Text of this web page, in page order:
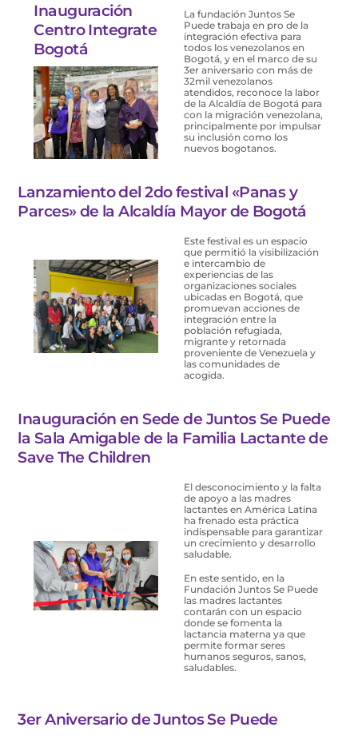
Inauguración
Centro Integrate
Bogotá
La fundación Juntos Se
Puede trabaja en pro de la
integración efectiva para
todos los venezolanos en
Bogotá, y en el marco de su
3er aniversario con más de
32mil venezolanos
atendidos, reconoce la labor
de la Alcaldía de Bogotá para
con la migración venezolana,
principalmente por impulsar
su inclusión como los
nuevos bogotanos.
Lanzamiento del 2do festival «Panas y
Parces» de la Alcaldía Mayor de Bogotá
Este festival es un espacio
que permitió la visibilización
e intercambio de
experiencias de las
organizaciones sociales
ubicadas en Bogotá, que
promuevan acciones de
integración entre la
población refugiada,
migrante y retornada
proveniente de Venezuela y
las comunidades de
acogida.
Inauguración en Sede de Juntos Se Puede
la Sala Amigable de la Familia Lactante de
Save The Children
El desconocimiento y la falta
de apoyo a las madres
lactantes en América Latina
ha frenado esta práctica
indispensable para garantizar
un crecimiento y desarrollo
saludable.
En este sentido, en la
Fundación Juntos Se Puede
las madres lactantes
contarán con un espacio
donde se fomenta la
lactancia materna ya que
permite formar seres
humanos seguros, sanos,
saludables.
3er Aniversario de Juntos Se Puede